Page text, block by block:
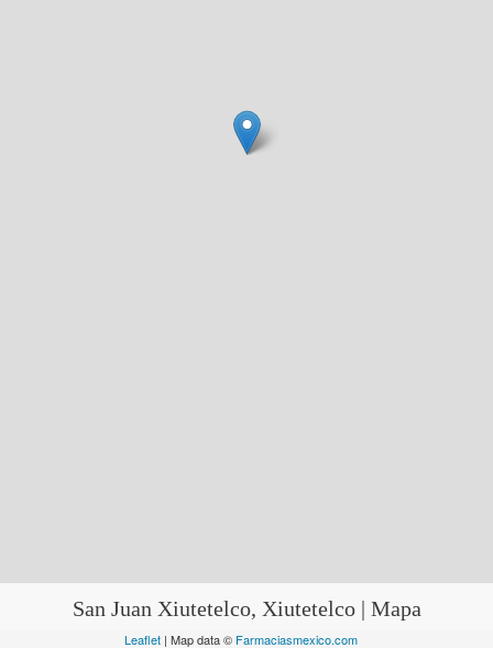
San Juan Xiutetelco, Xiutetelco | Mapa
Leaflet | Map data © Farmaciasmexico.com